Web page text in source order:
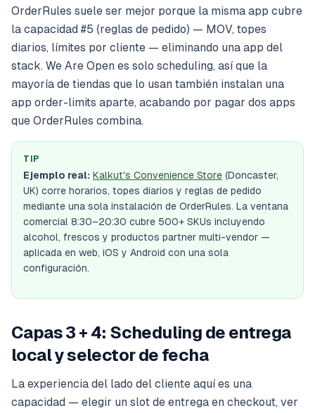
OrderRules suele ser mejor porque la misma app cubre
la capacidad #5 (reglas de pedido) — MOV, topes
diarios, límites por cliente — eliminando una app del
stack. We Are Open es solo scheduling, así que la
mayoría de tiendas que lo usan también instalan una
app order-limits aparte, acabando por pagar dos apps
que OrderRules combina.
TIP
Ejemplo real: Kalkut's Convenience Store (Doncaster,
UK) corre horarios, topes diarios y reglas de pedido
mediante una sola instalación de OrderRules. La ventana
comercial 8:30–20:30 cubre 500+ SKUs incluyendo
alcohol, frescos y productos partner multi-vendor —
aplicada en web, iOS y Android con una sola
configuración.
Capas 3 + 4: Scheduling de entrega
local y selector de fecha
La experiencia del lado del cliente aquí es una
capacidad — elegir un slot de entrega en checkout, ver